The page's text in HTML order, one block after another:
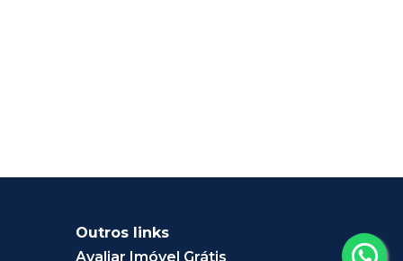
Outros links
Avaliar Imóvel Grátis